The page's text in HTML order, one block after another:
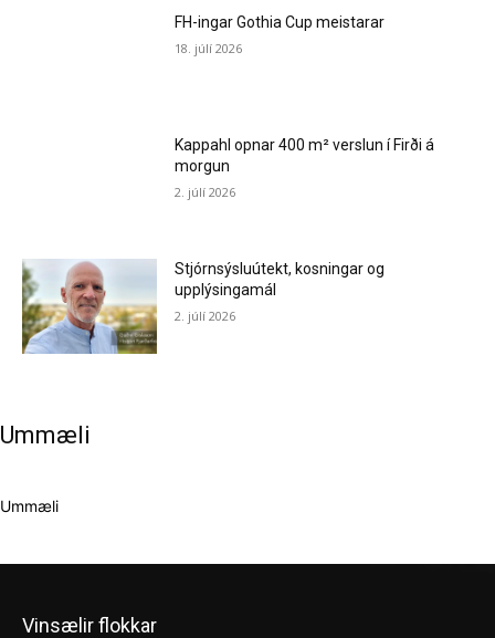
FH-ingar Gothia Cup meistarar
18. júlí 2026
Kappahl opnar 400 m² verslun í Firði á
morgun
2. júlí 2026
Stjórnsýsluútekt, kosningar og
upplýsingamál
2. júlí 2026
Ummæli
Ummæli
Vinsælir flokkar